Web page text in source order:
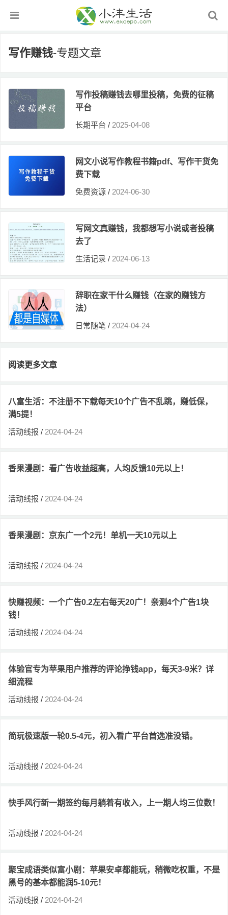
写作赚钱-专题文章
写作投稿赚钱去哪里投稿，免费的征稿
平台
长期平台 / 2025-04-08
网文小说写作教程书籍pdf、写作干货免
费下载
免费资源 / 2024-06-30
写网文真赚钱，我都想写小说或者投稿
去了
生活记录 / 2024-06-13
辞职在家干什么赚钱（在家的赚钱方
法）
日常随笔 / 2024-04-24
阅读更多文章
八富生活：不注册不下载每天10个广告不乱跳，赚低保，
满5提！
活动线报 / 2024-04-24
香果漫剧：看广告收益超高，人均反馈10元以上！
活动线报 / 2024-04-24
香果漫剧：京东广一个2元！单机一天10元以上
活动线报 / 2024-04-24
快赚视频：一个广告0.2左右每天20广！亲测4个广告1块
钱！
活动线报 / 2024-04-24
体验官专为苹果用户推荐的评论挣钱app，每天3-9米？详
细流程
活动线报 / 2024-04-24
简玩极速版一轮0.5-4元，初入看广平台首选准没错。
活动线报 / 2024-04-24
快手风行新一期签约每月躺着有收入，上一期人均三位数！
活动线报 / 2024-04-24
聚宝成语类似富小剧：苹果安卓都能玩，稍微吃权重，不是
黑号的基本都能润5-10元！
活动线报 / 2024-04-24